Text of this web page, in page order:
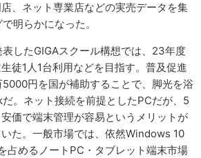
、ネット専業店などの実売データを集
明らかになった。
したGIGAスクール構想では、23年度
徒1人1台利用などを目指す。普及促進
円を国が補助することで、脚光を浴
。ネット接続を前提としたPCだが、5
価で端末管理が容易というメリットが
た。一般市場では、依然Windows 10
占めるノートPC・タブレット端末市場